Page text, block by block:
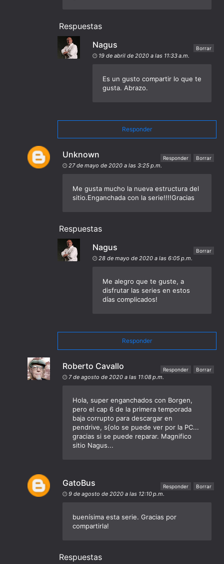
Respuestas
Nagus
19 de abril de 2020 a las 11:33 a.m.
Es un gusto compartir lo que te
gusta. Abrazo.
Borrar
Responder
Unknown
27 de mayo de 2020 a las 3:25 p.m.
Me gusta mucho la nueva estructura del
sitio.Enganchada con la serie!!!!Gracias
Responder Borrar
Respuestas
Nagus
28 de mayo de 2020 a las 6:05 p.m.
Me alegro que te guste, a
disfrutar las series en estos
días complicados!
Borrar
Responder
Roberto Cavallo
7 de agosto de 2020 a las 11:08 p.m.
Hola, super enganchados con Borgen,
pero el cap 6 de la primera temporada
baja corrupto para descargar en
pendrive, s{olo se puede ver por la PC...
gracias si se puede reparar. Magnifico
sitio Nagus...
Responder Borrar
GatoBus
9 de agosto de 2020 a las 12:10 p.m.
buenísima esta serie. Gracias por
compartirla!
Responder Borrar
Respuestas